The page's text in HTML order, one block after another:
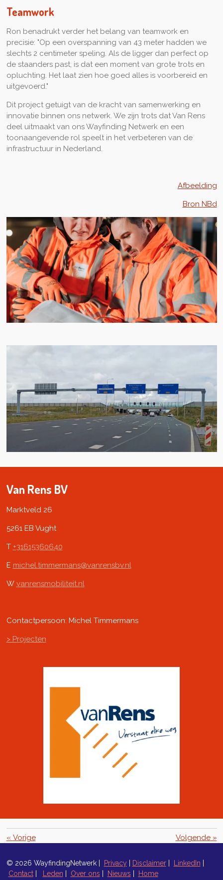
Teamwork
Ron benadrukt verder het belang van teamwork en
precisie: "Op een overspanning van 43 meter hadden we
slechts 2 centimeter speling. Als de ligger dan perfect op
de staanders past, is dat een moment van grote trots en
opluchting. Het laat zien hoe goed alles is voorbereid en
uitgevoerd."
Dit project getuigt van de kracht van samenwerking en
innovatie binnen ons netwerk. We zijn trots dat Van Rens
deel uitmaakt van ons Wayfinding Netwerk en een
toonaangevende rol speelt in het verbeteren van de
infrastructuur in Nederland.
Afbeelding
Bron NBd
Van Rens BV
Marktveld 26
5261 EB Vught
T +31615360640
E michel.timmermans@vanrensbv.nl
W vanrensmobiliteit.nl
Contactpersoon: Michel Timmermans
> Projecten
« Vorige Volgende»
© 2026 WayfindingNetwerk | Privacy| Disclaimer| LinkedIn
Contact| Leden Over ons Nieuws Home